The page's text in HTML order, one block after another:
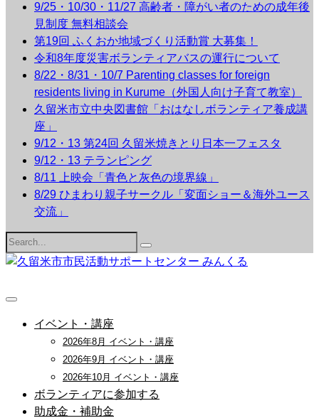
9/25・10/30・11/27 高齢者・障がい者のための成年後
見制度 無料相談会
第19回 ふくおか地域づくり活動賞 大募集！
令和8年度災害ボランティアバスの運行について
8/22・8/31・10/7 Parenting classes for foreign
residents living in Kurume（外国人向け子育て教室）
久留米市立中央図書館「おはなしボランティア養成講
座」
9/12・13 第24回 久留米焼きとり日本一フェスタ
9/12・13 テランピング
8/11 上映会「青色と灰色の境界線」
8/29 ひまわり親子サークル「変面ショー＆海外ユース
交流」
Search
for:
イベント・講座
2026年8月 イベント・講座
2026年9月 イベント・講座
2026年10月 イベント・講座
ボランティアに参加する
助成金・補助金